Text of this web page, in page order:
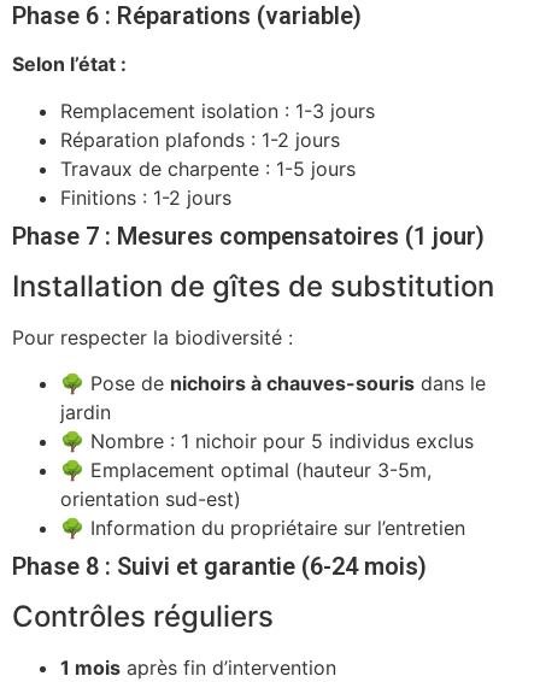
Phase 6 : Réparations (variable)
Selon l’état :
Remplacement isolation : 1-3 jours
Réparation plafonds : 1-2 jours
Travaux de charpente : 1-5 jours
Finitions : 1-2 jours
Phase 7 : Mesures compensatoires (1 jour)
Installation de gîtes de substitution
Pour respecter la biodiversité :
🌳 Pose de nichoirs à chauves-souris dans le
jardin
🌳 Nombre : 1 nichoir pour 5 individus exclus
🌳 Emplacement optimal (hauteur 3-5m,
orientation sud-est)
🌳 Information du propriétaire sur l’entretien
Phase 8 : Suivi et garantie (6-24 mois)
Contrôles réguliers
1 mois après fin d’intervention